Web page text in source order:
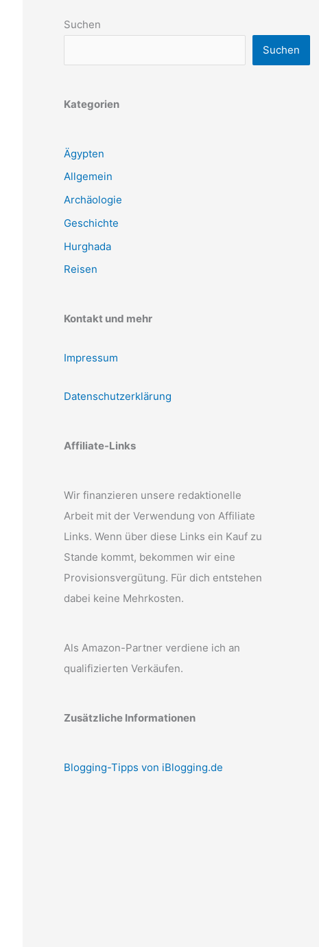
Suchen
Suchen
Kategorien
Ägypten
Allgemein
Archäologie
Geschichte
Hurghada
Reisen
Kontakt und mehr
Impressum
Datenschutzerklärung
Affiliate-Links
Wir finanzieren unsere redaktionelle
Arbeit mit der Verwendung von Affiliate
Links. Wenn über diese Links ein Kauf zu
Stande kommt, bekommen wir eine
Provisionsvergütung. Für dich entstehen
dabei keine Mehrkosten.
Als Amazon-Partner verdiene ich an
qualifizierten Verkäufen.
Zusätzliche Informationen
Blogging-Tipps von iBlogging.de